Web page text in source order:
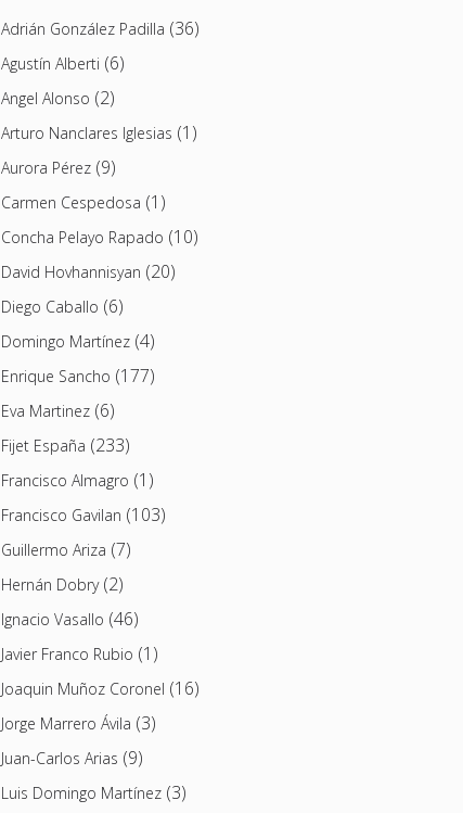
Adrián González Padilla (36)
Agustín Alberti (6)
Angel Alonso (2)
Arturo Nanclares Iglesias (1)
Aurora Pérez(9)
Carmen Cespedosa (1)
Concha Pelayo Rapado (10)
David Hovhannisyan (20)
Diego Caballo (6)
Domingo Martínez(4)
Enrique Sancho (177)
Eva Martinez(6)
Fijet España (233)
Francisco Almagro (1)
Francisco Gavilan (103)
Guillermo Ariza (7)
Hernán Dobry(2)
Ignacio Vasallo (46)
Javier Franco Rubio (1)
Joaquin Muñoz Coronel (16)
Jorge Marrero Ávila (3)
Juan-Carlos Arias (9)
Luis Domingo Martínez(3)